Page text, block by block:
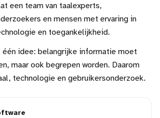
een team van taalexperts,
en mensen met ervaring in
en toegankelijkheid.
één idee: belangrijke informatie moet
maar ook begrepen worden. Daarom
technologie en gebruikersonderzoek.